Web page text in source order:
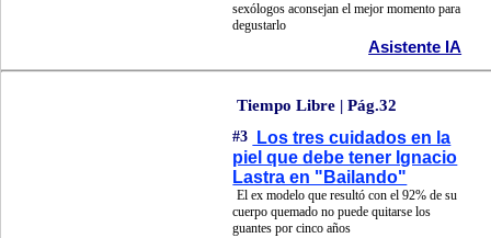
sexólogos aconsejan el mejor momento para
degustarlo
Asistente IA
Tiempo Libre | Pág.32
#3
Los tres cuidados en la
piel que debe tener Ignacio
Lastra en "Bailando"
El ex modelo que resultó con el 92% de su
cuerpo quemado no puede quitarse los
guantes por cinco años